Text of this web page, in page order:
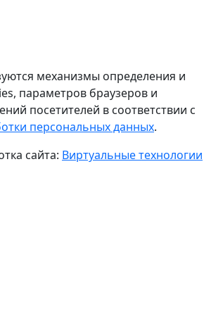
механизмы определения и
параметров браузеров и
посетителей в соответствии с
персональных данных.
сайта: Виртуальные технологии